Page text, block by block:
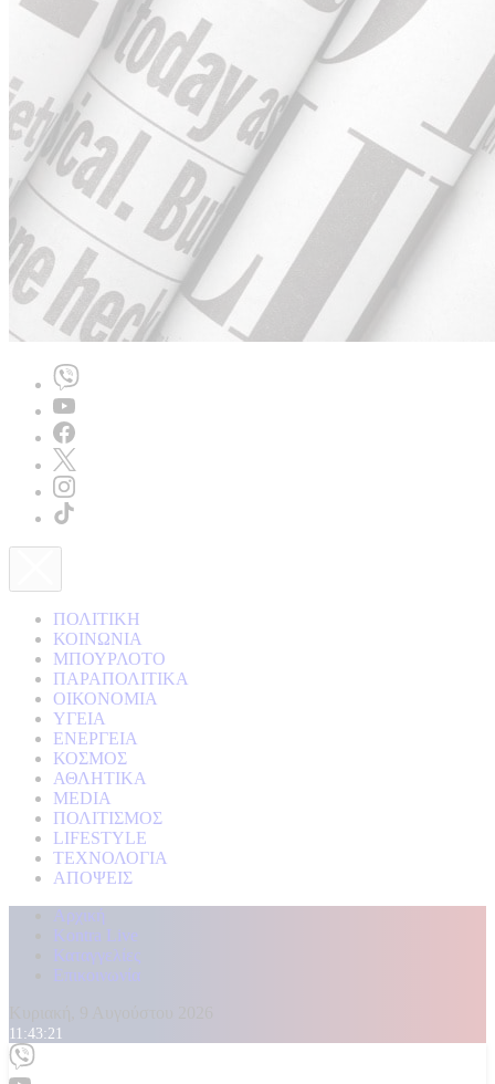
ΠΟΛΙΤΙΚΗ
ΚΟΙΝΩΝΙΑ
ΜΠΟΥΡΛΟΤΟ
ΠΑΡΑΠΟΛΙΤΙΚΑ
ΟΙΚΟΝΟΜΙΑ
ΥΓΕΙΑ
ΕΝΕΡΓΕΙΑ
ΚΟΣΜΟΣ
ΑΘΛΗΤΙΚΑ
MEDIA
ΠΟΛΙΤΙΣΜΟΣ
LIFESTYLE
ΤΕΧΝΟΛΟΓΙΑ
ΑΠΟΨΕΙΣ
Αρχική
Kontra Live
Καταγγελίες
Επικοινωνία
11:43:22